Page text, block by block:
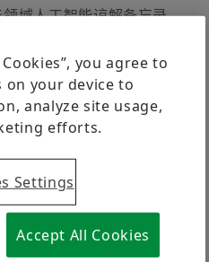
弗勒中国区
域人工智能谅解备忘录
“西门子Industrial Copilot”
西门子签署了合作谅解备忘
开合作，旨在推动人工智能
建未来的数字化生产体系注
弗勒和西门子再次共同展示
you agree to
your device to
analyze site usage,
efforts.
Settings
Accept All Cookies